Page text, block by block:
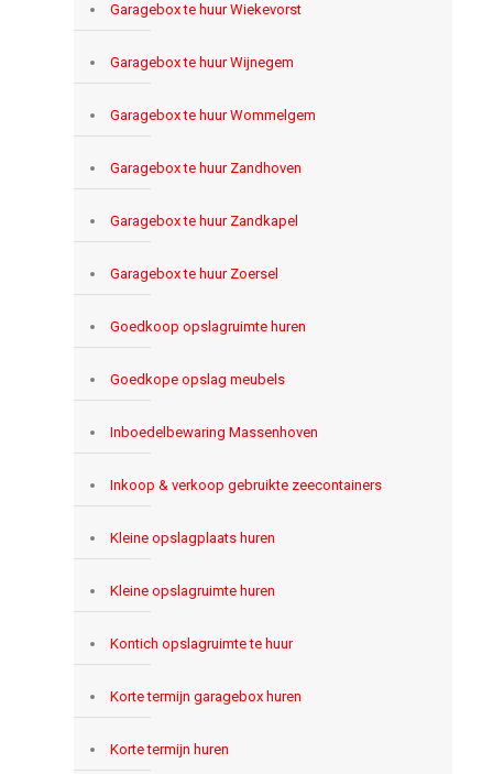
Garagebox te huur Wiekevorst
Garagebox te huur Wijnegem
Garagebox te huur Wommelgem
Garagebox te huur Zandhoven
Garagebox te huur Zandkapel
Garagebox te huur Zoersel
Goedkoop opslagruimte huren
Goedkope opslag meubels
Inboedelbewaring Massenhoven
Inkoop & verkoop gebruikte zeecontainers
Kleine opslagplaats huren
Kleine opslagruimte huren
Kontich opslagruimte te huur
Korte termijn garagebox huren
Korte termijn huren